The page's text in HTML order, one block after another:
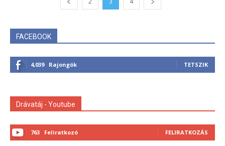
FACEBOOK
4,039 Rajongók TETSZIK
Drávatáj - Youtube
763 Feliratkozó FELIRATKOZÁS